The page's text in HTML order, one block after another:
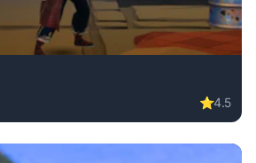
⭐4.5
online free. adventure game, no